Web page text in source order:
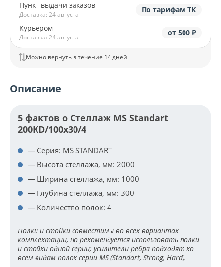
Пункт выдачи заказов
Доставка: 24 августа
По тарифам ТК
Курьером
Доставка: 24 августа
от 500 ₽
Можно вернуть в течение 14 дней
Описание
5 фактов о Стеллаж MS Standart
200KD/100x30/4
— Серия: MS STANDART
— Высота стеллажа, мм: 2000
— Ширина стеллажа, мм: 1000
— Глубина стеллажа, мм: 300
— Количество полок: 4
Полки и стойки совместимы во всех вариантах
комплектации, но рекомендуется использовать полки
и стойки одной серии; усилители ребра подходят ко
всем видам полок серии MS (Standart, Strong, Hard).